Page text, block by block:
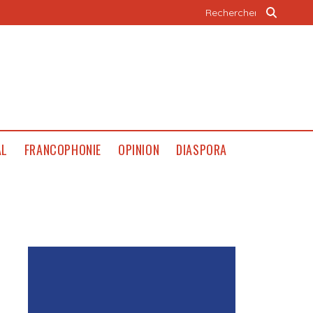
FRANCOPHONIE OPINION DIASPORA